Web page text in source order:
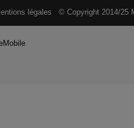
légales © Copyright 2014/25